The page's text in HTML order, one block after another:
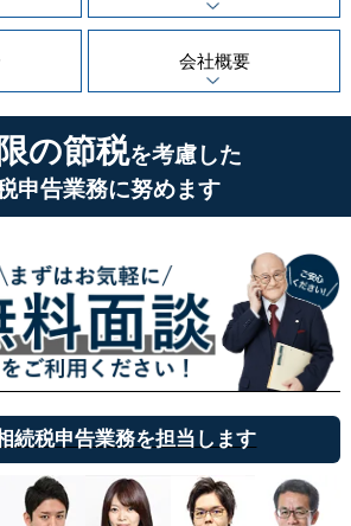
会社概要
の節税を考慮した
申告業務に努めます
続税申告業務を担当します